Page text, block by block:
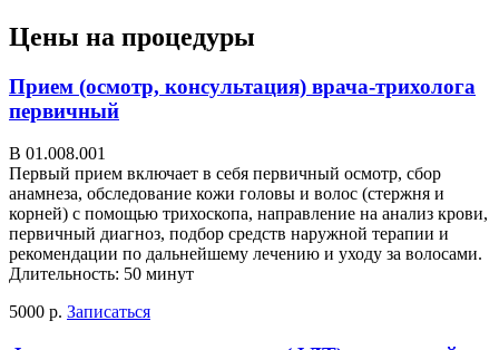
Цены на процедуры
Прием (осмотр, консультация) врача-трихолога
первичный
В 01.008.001
Первый прием включает в себя первичный осмотр, сбор
анамнеза, обследование кожи головы и волос (стержня и
корней) с помощью трихоскопа, направление на анализ крови,
первичный диагноз, подбор средств наружной терапии и
рекомендации по дальнейшему лечению и уходу за волосами.
Длительность: 50 минут
5000 р. Записаться